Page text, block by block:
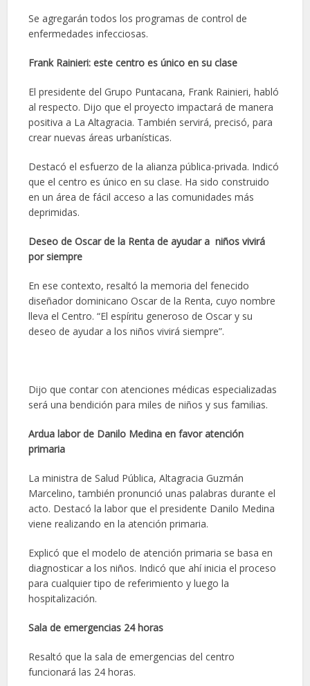
Se agregarán todos los programas de control de
enfermedades infecciosas.
Frank Rainieri: este centro es único en su clase
El presidente del Grupo Puntacana, Frank Rainieri, habló
al respecto. Dijo que el proyecto impactará de manera
positiva a La Altagracia. También servirá, precisó, para
crear nuevas áreas urbanísticas.
Destacó el esfuerzo de la alianza pública-privada. Indicó
que el centro es único en su clase. Ha sido construido
en un área de fácil acceso a las comunidades más
deprimidas.
Deseo de Oscar de la Renta de ayudar a niños vivirá
por siempre
En ese contexto, resaltó la memoria del fenecido
diseñador dominicano Oscar de la Renta, cuyo nombre
lleva el Centro. “El espíritu generoso de Oscar y su
deseo de ayudar a los niños vivirá siempre”.
Dijo que contar con atenciones médicas especializadas
será una bendición para miles de niños y sus familias.
Ardua labor de Danilo Medina en favor atención
primaria
La ministra de Salud Pública, Altagracia Guzmán
Marcelino, también pronunció unas palabras durante el
acto. Destacó la labor que el presidente Danilo Medina
viene realizando en la atención primaria.
Explicó que el modelo de atención primaria se basa en
diagnosticar a los niños. Indicó que ahí inicia el proceso
para cualquier tipo de referimiento y luego la
hospitalización.
Sala de emergencias 24 horas
Resaltó que la sala de emergencias del centro
funcionará las 24 horas.